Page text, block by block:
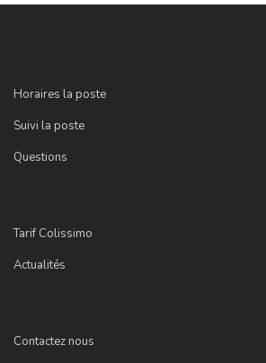
Horaires la poste
Suivi la poste
Questions
Tarif Colissimo
Actualités
Contactez nous